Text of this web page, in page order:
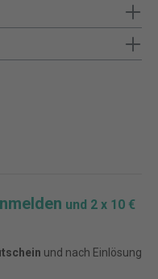
und 2 x 10 €
und nach Einlösung